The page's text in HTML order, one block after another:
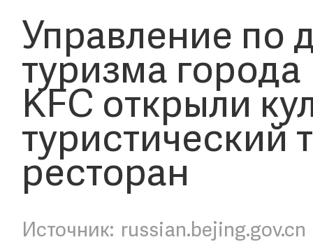
Управление по
туризма
KFC открыли
туристический
ресторан
russian.bejing.gov.cn